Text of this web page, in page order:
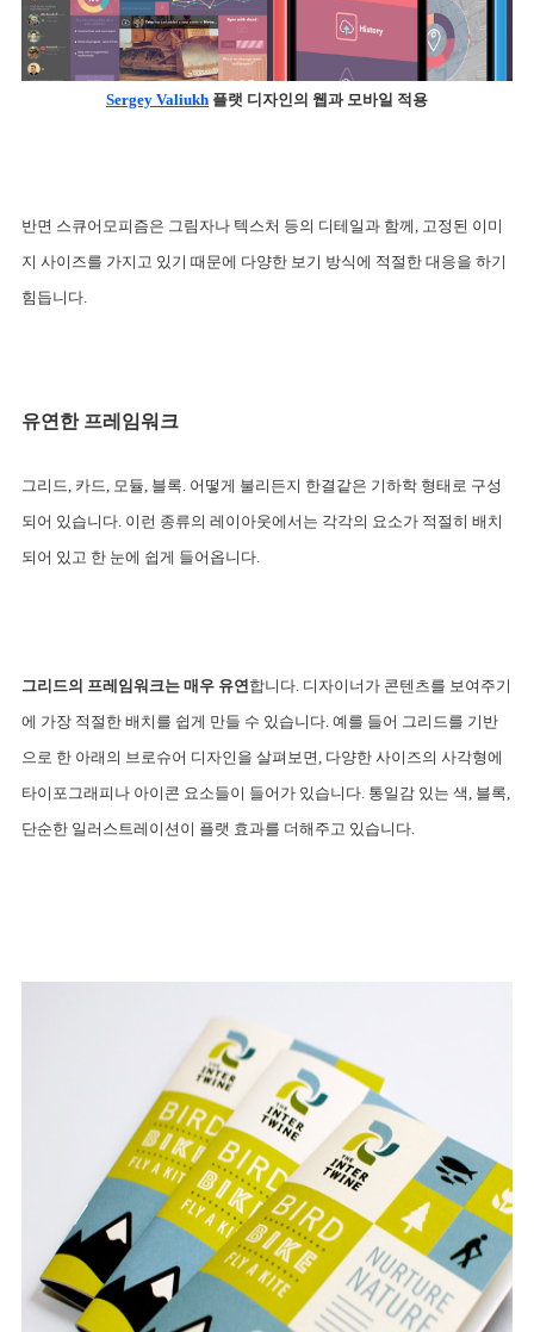
Sergey Valiukh 플랫 디자인의 웹과 모바일 적용
반면 스큐어모피즘은 그림자나 텍스처 등의 디테일과 함께, 고정된 이미
지 사이즈를 가지고 있기 때문에 다양한 보기 방식에 적절한 대응을 하기
힘듭니다.
유연한 프레임워크
그리드, 카드, 모듈, 블록. 어떻게 불리든지 한결같은 기하학 형태로 구성
되어 있습니다. 이런 종류의 레이아웃에서는 각각의 요소가 적절히 배치
되어 있고 한 눈에 쉽게 들어옵니다.
그리드의 프레임워크는 매우 유연합니다. 디자이너가 콘텐츠를 보여주기
에 가장 적절한 배치를 쉽게 만들 수 있습니다. 예를 들어 그리드를 기반
으로 한 아래의 브로슈어 디자인을 살펴보면, 다양한 사이즈의 사각형에
타이포그래피나 아이콘 요소들이 들어가 있습니다. 통일감 있는 색, 블록,
단순한 일러스트레이션이 플랫 효과를 더해주고 있습니다.